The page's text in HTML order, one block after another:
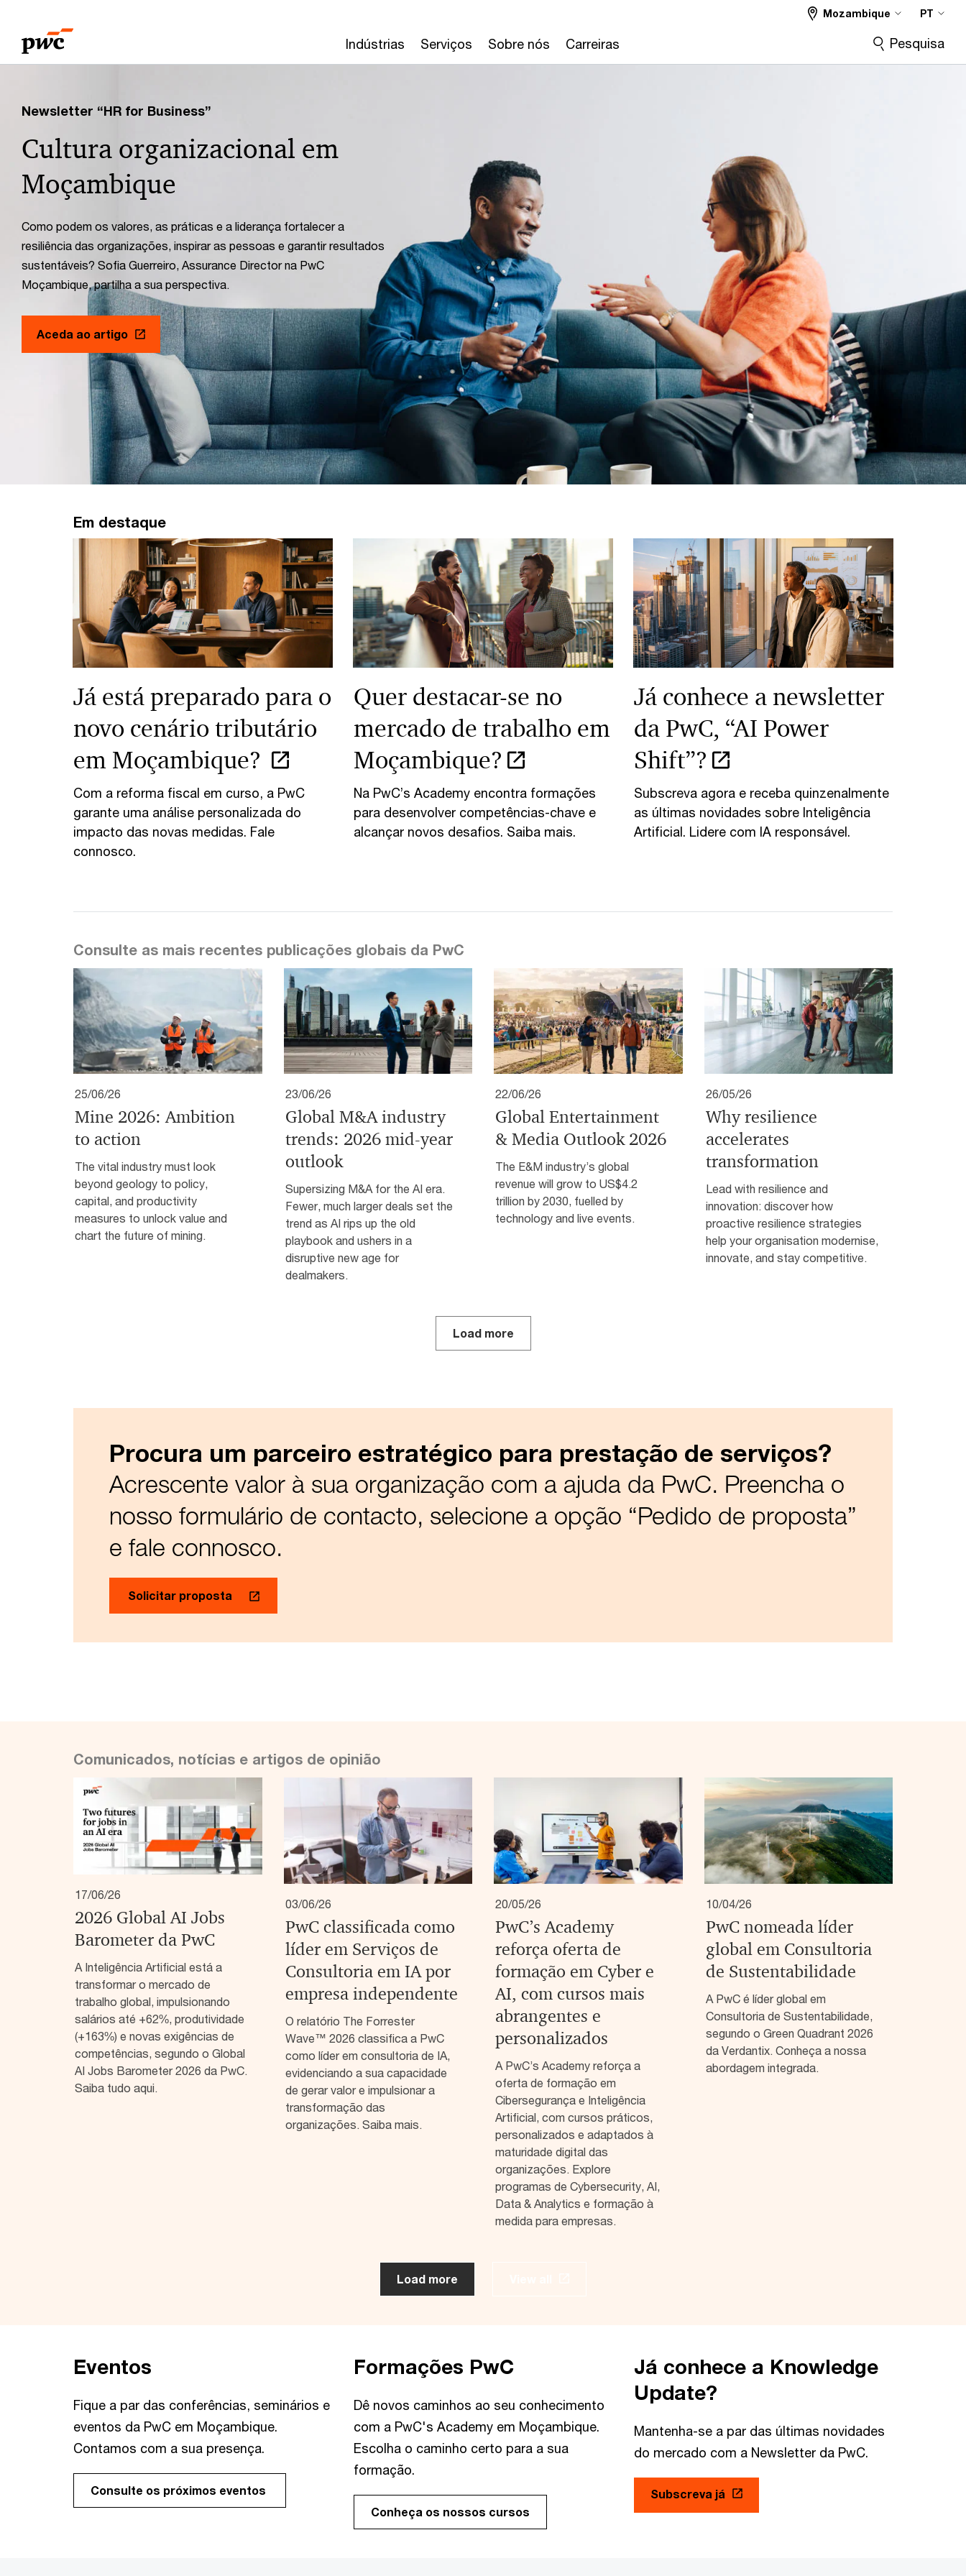
content
footer
Indústrias Serviços Sobre nós Carreiras
Mozambique PT
Pesquisa
Moçambique:
auditoria,
consultoria
fiscalidade
Cultura organizacional em
Moçambique
Newsletter “HR for Business”
Como podem os valores, as práticas e a liderança fortalecer a
resiliência das organizações, inspirar as pessoas e garantir resultados
sustentáveis? Sofia Guerreiro, Assurance Director na PwC
Moçambique, partilha a sua perspectiva.
Aceda ao artigo
Em destaque
Já está preparado para o
novo cenário tributário
em Moçambique?
Com a reforma fiscal em curso, a PwC
garante uma análise personalizada do
impacto das novas medidas. Fale
connosco.
Quer destacar-se no
mercado de trabalho em
Moçambique?
Na PwC’s Academy encontra formações
para desenvolver competências-chave e
alcançar novos desafios. Saiba mais.
Já conhece a newsletter
da PwC, “AI Power
Shift”?
Subscreva agora e receba quinzenalmente
as últimas novidades sobre Inteligência
Artificial. Lidere com IA responsável.
Consulte as mais recentes publicações globais da PwC
25/06/26
Mine 2026: Ambition
to action
The vital industry must look
beyond geology to policy,
capital, and productivity
measures to unlock value and
chart the future of mining.
23/06/26
Global M&A industry
trends: 2026 mid-year
outlook
Supersizing M&A for the AI era​.
Fewer, much larger deals set the
trend as AI rips up the old
playbook and ushers in a
disruptive new age for
dealmakers.
22/06/26
Global Entertainment
& Media Outlook 2026
The E&M industry’s global
revenue will grow to US$4.2
trillion by 2030, fuelled by
technology and live events.
26/05/26
Why resilience
accelerates
transformation
Lead with resilience and
innovation: discover how
proactive resilience strategies
help your organisation modernise,
innovate, and stay competitive.
Load more
Procura um parceiro estratégico para prestação de serviços?
Acrescente valor à sua organização com a ajuda da PwC. Preencha o
nosso formulário de contacto, selecione a opção “Pedido de proposta”
e fale connosco.
Solicitar proposta
Comunicados, notícias e artigos de opinião
17/06/26
2026 Global AI Jobs
Barometer da PwC
A Inteligência Artificial está a
transformar o mercado de
trabalho global, impulsionando
salários até +62%, produtividade
(+163%) e novas exigências de
competências, segundo o Global
AI Jobs Barometer 2026 da PwC.
Saiba tudo aqui.
03/06/26
PwC classificada como
líder em Serviços de
Consultoria em IA por
empresa independente
O relatório The Forrester
Wave™ 2026 classifica a PwC
como líder em consultoria de IA,
evidenciando a sua capacidade
de gerar valor e impulsionar a
transformação das
organizações. Saiba mais.
20/05/26
PwC’s Academy
reforça oferta de
formação em Cyber e
AI, com cursos mais
abrangentes e
personalizados
A PwC’s Academy reforça a
oferta de formação em
Cibersegurança e Inteligência
Artificial, com cursos práticos,
personalizados e adaptados à
maturidade digital das
organizações. Explore
programas de Cybersecurity, AI,
Data & Analytics e formação à
medida para empresas.
10/04/26
PwC nomeada líder
global em Consultoria
de Sustentabilidade
A PwC é líder global em
Consultoria de Sustentabilidade,
segundo o Green Quadrant 2026
da Verdantix. Conheça a nossa
abordagem integrada.
Load more
Eventos
Fique a par das conferências, seminários e
eventos da PwC em Moçambique.
Contamos com a sua presença.
Consulte os próximos eventos
Formações PwC
Dê novos caminhos ao seu conhecimento
com a PwC's Academy em Moçambique.
Escolha o caminho certo para a sua
formação.
Conheça os nossos cursos
Já conhece a Knowledge
Update?
Mantenha-se a par das últimas novidades
do mercado com a Newsletter da PwC.
Subscreva já